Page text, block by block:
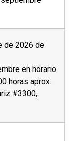
de 2026 de
en horario
horas aprox.
#3300,